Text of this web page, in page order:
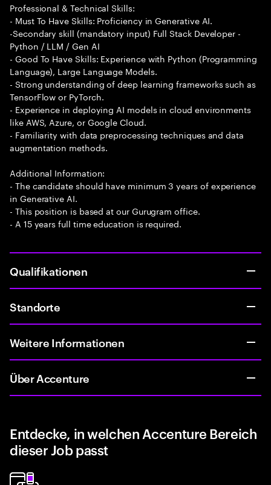
Professional & Technical Skills:
- Must To Have Skills: Proficiency in Generative AI.
-Secondary skill (mandatory input) Full Stack Developer -
Python / LLM / Gen AI
- Good To Have Skills: Experience with Python (Programming
Language), Large Language Models.
- Strong understanding of deep learning frameworks such as
TensorFlow or PyTorch.
- Experience in deploying AI models in cloud environments
like AWS, Azure, or Google Cloud.
- Familiarity with data preprocessing techniques and data
augmentation methods.
Additional Information:
- The candidate should have minimum 3 years of experience
in Generative AI.
- This position is based at our Gurugram office.
- A 15 years full time education is required.
Qualifikationen
Standorte
Weitere Informationen
Über Accenture
Entdecke, in welchen Accenture Bereich
dieser Job passt